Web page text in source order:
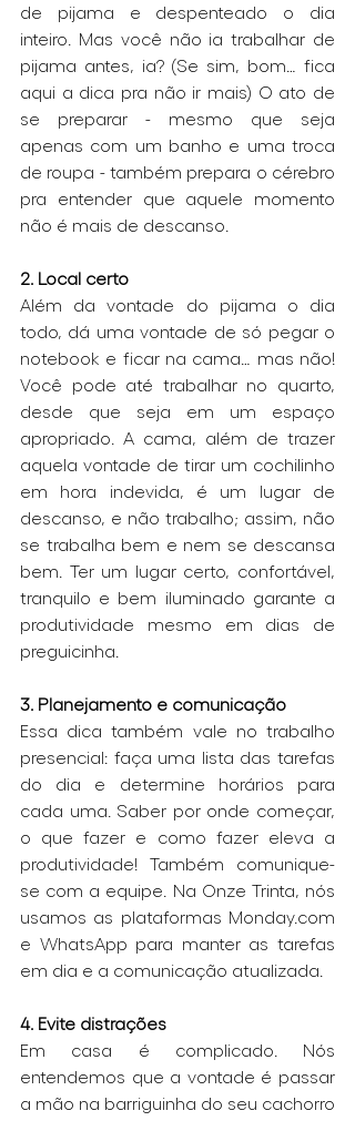
de pijama e despenteado o dia
inteiro. Mas você não ia trabalhar de
pijama antes, ia? (Se sim, bom… fica
aqui a dica pra não ir mais) O ato de
se preparar - mesmo que seja
apenas com um banho e uma troca
de roupa - também prepara o cérebro
pra entender que aquele momento
não é mais de descanso.
2. Local certo
Além da vontade do pijama o dia
todo, dá uma vontade de só pegar o
notebook e ficar na cama… mas não!
Você pode até trabalhar no quarto,
desde que seja em um espaço
apropriado. A cama, além de trazer
aquela vontade de tirar um cochilinho
em hora indevida, é um lugar de
descanso, e não trabalho; assim, não
se trabalha bem e nem se descansa
bem. Ter um lugar certo, confortável,
tranquilo e bem iluminado garante a
produtividade mesmo em dias de
preguicinha.
3. Planejamento e comunicação
Essa dica também vale no trabalho
presencial: faça uma lista das tarefas
do dia e determine horários para
cada uma. Saber por onde começar,
o que fazer e como fazer eleva a
produtividade! Também comunique-
se com a equipe. Na Onze Trinta, nós
usamos as plataformas Monday.com
e WhatsApp para manter as tarefas
em dia e a comunicação atualizada.
4. Evite distrações
Em casa é complicado. Nós
entendemos que a vontade é passar
a mão na barriguinha do seu cachorro